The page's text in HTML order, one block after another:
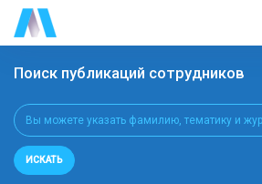
Поиск публикаций сотрудников
ИСКАТЬ